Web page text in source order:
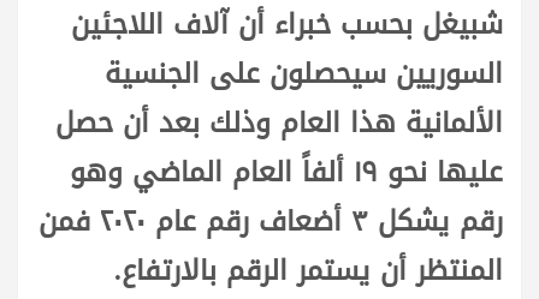
شبيغل بحسب خبراء أن آلاف اللاجئين
السوريين سيحصلون على الجنسية
الألمانية هذا العام وذلك بعد أن حصل
عليها نحو ١٩ ألفاً العام الماضي وهو
رقم يشكل ٣ أضعاف رقم عام ٢٠٢٠ فمن
المنتظر أن يستمر الرقم بالارتفاع.